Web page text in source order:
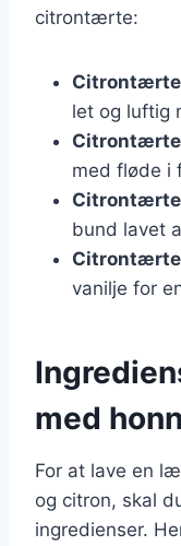
citrontærte:
Citrontærte
let og luftig
Citrontærte
med fløde i
Citrontærte
bund lavet
Citrontærte
vanilje for
med
For at lave en
og citron, skal
ingredienser.